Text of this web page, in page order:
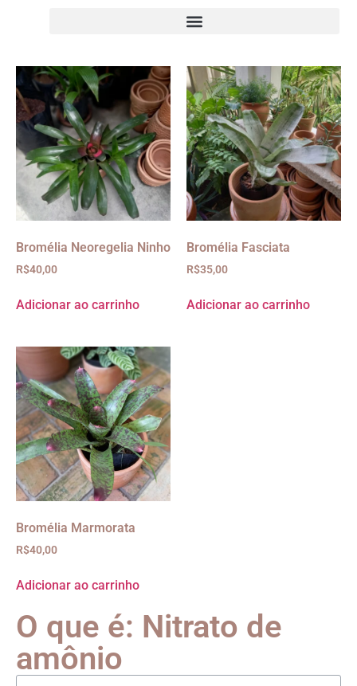
Bromélia Neoregelia Ninho
R$40,00
Adicionar ao carrinho
Bromélia Fasciata
R$35,00
Adicionar ao carrinho
Bromélia Marmorata
R$40,00
Adicionar ao carrinho
O que é: Nitrato de
amônio